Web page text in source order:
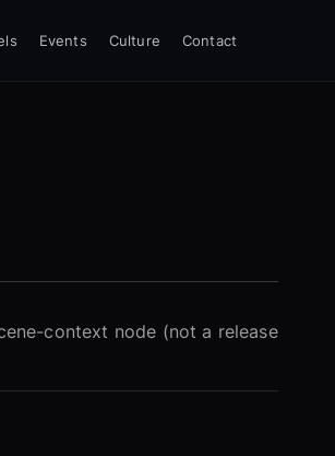
Events Culture Contact
context node (not a release